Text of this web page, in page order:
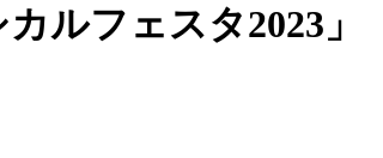
ルフェスタ2023」